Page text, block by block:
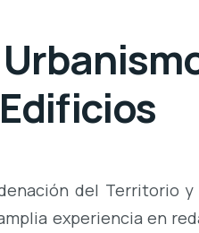
del Territorio
experiencia en